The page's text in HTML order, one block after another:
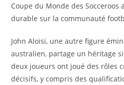
Coupe du Monde des Socceroos
durable sur la communauté
John Aloisi, une autre figure
australien, partage un héritage
deux joueurs ont joué des rôles
décisifs, y compris des